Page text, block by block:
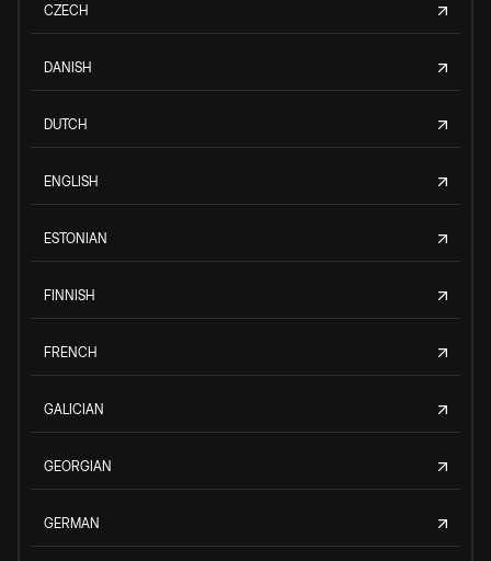
CZECH
DANISH
DUTCH
ENGLISH
ESTONIAN
FINNISH
FRENCH
GALICIAN
GEORGIAN
GERMAN